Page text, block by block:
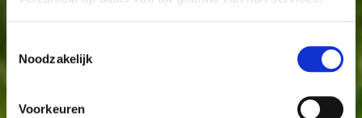
Noodzakelijk
Voorkeuren